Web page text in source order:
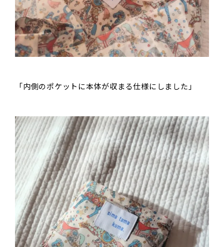
「内側のポケットに本体が収まる仕様にしました」